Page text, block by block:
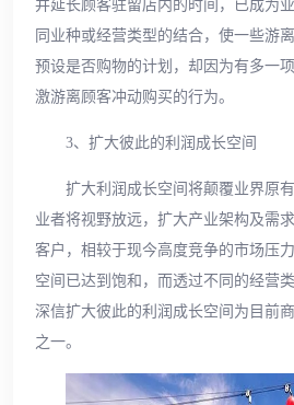
并延长顾客驻留店内的时间，已成为
同业种或经营类型的结合，使一些游
预设是否购物的计划，却因为有多一
激游离顾客冲动购买的行为。
3、扩大彼此的利润成长空间
扩大利润成长空间将颠覆业界原
业者将视野放远，扩大产业架构及需
客户，相较于现今高度竞争的市场压
空间已达到饱和，而透过不同的经营
深信扩大彼此的利润成长空间为目前
之一。